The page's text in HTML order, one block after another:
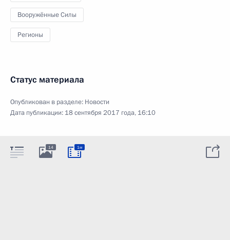
Вооружённые Силы
Регионы
Статус материала
Опубликован в разделе: Новости
Дата публикации: 18 сентября 2017 года, 16:10
14 1м